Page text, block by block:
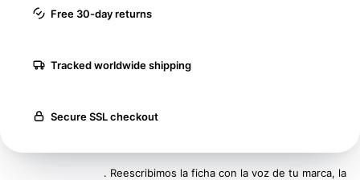
Free 30-day returns
Tracked worldwide shipping
Secure SSL checkout
. Reescribimos la ficha con la voz de tu marca, la